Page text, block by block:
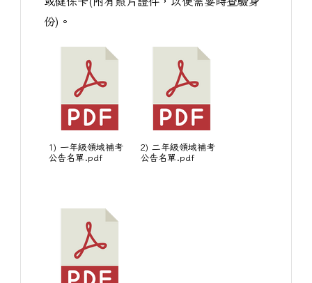
份)。
1) 一年級領域補考
公告名單.pdf
2) 二年級領域補考
公告名單.pdf